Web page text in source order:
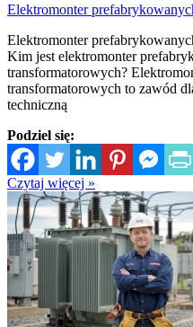
Elektromonter
Elektromonter
Kim jest elektromonter
transformatorowych?
transformatorowych to zawód
techniczną
Podziel się:
Czytaj więcej »